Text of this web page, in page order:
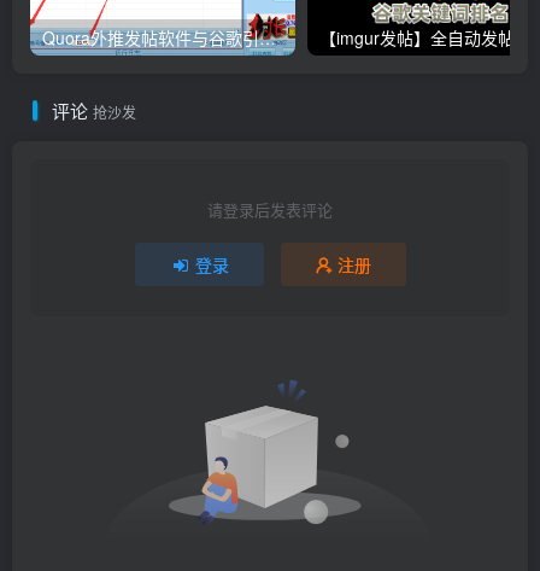
Quora外推发帖软件与谷歌引流协议软件，推广_营销软件
评论 抢沙发
请登录后发表评论
登录 注册